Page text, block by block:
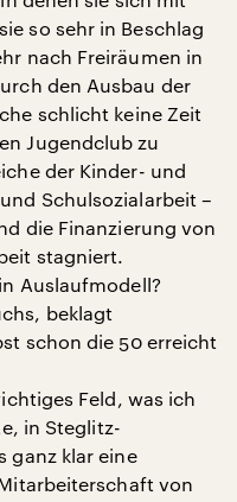
so sehr in Beschlag
nach Freiräumen in
den Ausbau der
schlicht keine Zeit
Jugendclub zu
der Kinder- und
Schulsozialarbeit –
die Finanzierung von
stagniert.
Auslaufmodell?
beklagt
schon die 50 erreicht
Feld, was ich
in Steglitz-
ganz klar eine
von